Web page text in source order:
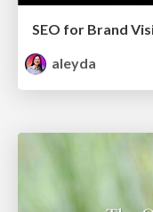
SEO for Brand
aleyda